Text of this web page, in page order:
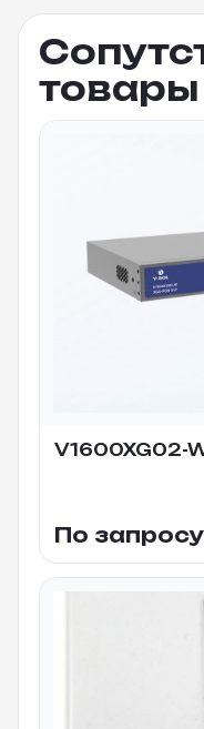
товары
V1600XG02-
По запросу